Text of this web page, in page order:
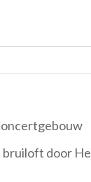
bruiloft door